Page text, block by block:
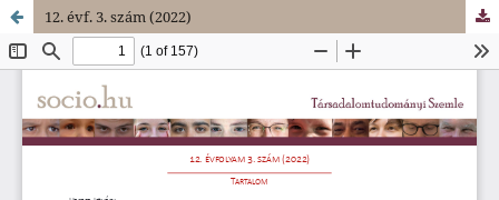
12. évf. 3. szám (2022)